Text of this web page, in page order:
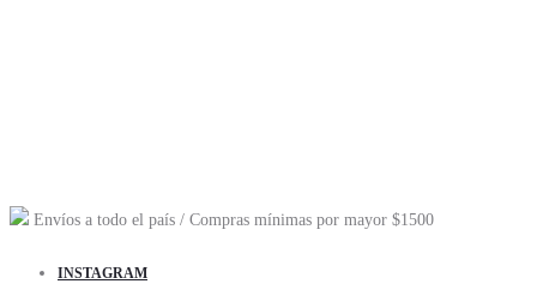
Envíos a todo el país / Compras mínimas por mayor $1500
INSTAGRAM